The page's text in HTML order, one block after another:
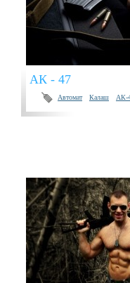
АК - 47
Автомат Калаш АК-